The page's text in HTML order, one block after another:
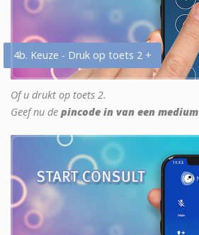
4b. Keuze - Druk op toets 2 +
Of u drukt op toets 2.
Geef nu de pincode in van een medium